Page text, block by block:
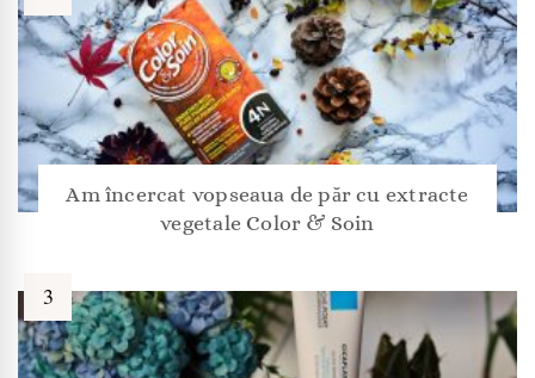
Am încercat vopseaua de păr cu extracte
vegetale Color & Soin